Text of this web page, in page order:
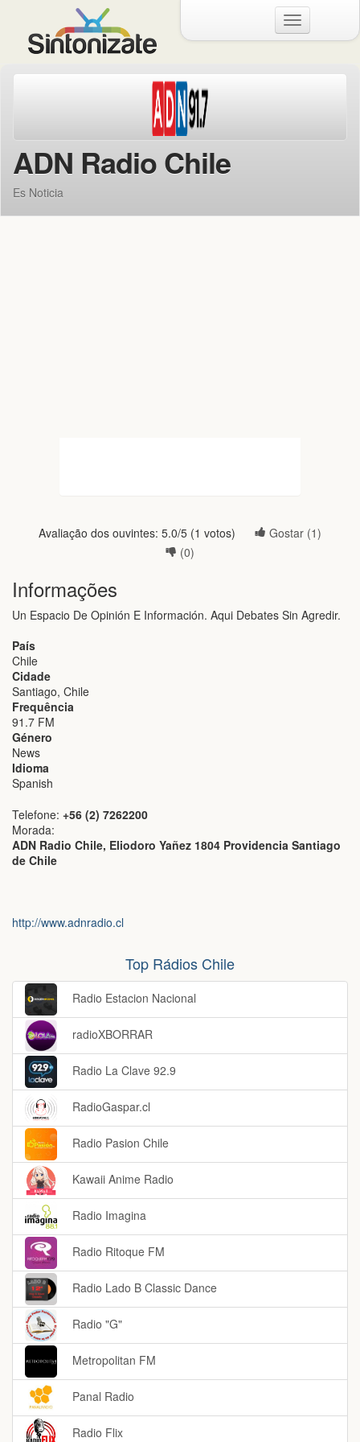
Menu
ADN Radio Chile
Es Noticia
Avaliação dos ouvintes: 5.0/5 (1 votos) Gostar (1)
(0)
Informações
Un Espacio De Opinión E Información. Aqui Debates Sin Agredir.
País
Chile
Cidade
Santiago, Chile
Frequência
91.7 FM
Género
News
Idioma
Spanish
Telefone: +56 (2) 7262200
Morada:
ADN Radio Chile, Eliodoro Yañez 1804 Providencia Santiago
de Chile
http://www.adnradio.cl
Top Rádios Chile
Radio Estacion Nacional
radioXBORRAR
Radio La Clave 92.9
RadioGaspar.cl
Radio Pasion Chile
Kawaii Anime Radio
Radio Imagina
Radio Ritoque FM
Radio Lado B Classic Dance
Radio "G"
Metropolitan FM
Panal Radio
Radio Flix